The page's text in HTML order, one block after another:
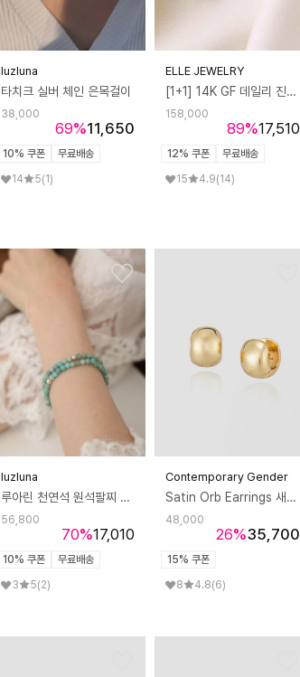
luzluna
타치크 실버 체인 은목걸이
69%
38,000
11,650
10% 쿠폰
무료배송
14
5(1)
ELLE JEWELRY
[1+1] 14K GF 데일리 진주 귀걸이 ELGPEE483
89%
158,000
17,510
12% 쿠폰
무료배송
15
4.9(14)
luzluna
루아린 천연석 원석팔찌 행운 소원 탄생석 비즈팔찌
70%
56,800
17,010
10% 쿠폰
무료배송
3
5(2)
Contemporary Gender
Satin Orb Earrings 새틴 오브 이어링
26%
48,000
35,700
15% 쿠폰
8
4.8(6)